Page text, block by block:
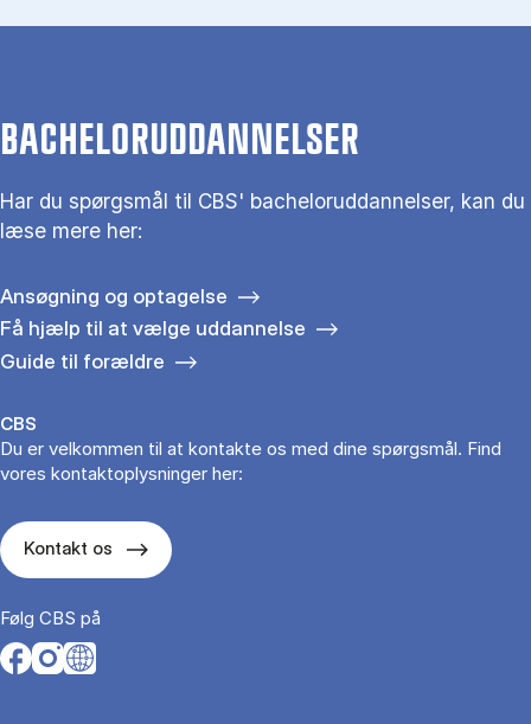
BACHELORUDDANNELSER
Har du spørgsmål til CBS' bacheloruddannelser, kan du
læse mere her:
Ansøgning og optagelse
Få hjælp til at vælge uddannelse
Guide til forældre
CBS
Du er velkommen til at kontakte os med dine spørgsmål. Find
vores kontaktoplysninger her:
Kontakt os
Følg CBS på
Opens in a new tab
Opens in a new tab
Opens in a new tab